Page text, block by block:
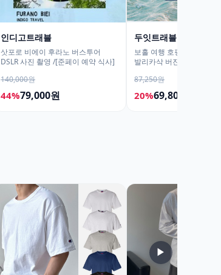
인디고트래블
삿포로 비에이 후라노 버스투어
DSLR 사진 촬영 /[준페이 예약 식사]
140,000원
44%79,000원
두잇트래블
보홀 여행 호핑투어 어메
발리카삭 버진아일랜드 돌
87,250원
20%69,800원
▶